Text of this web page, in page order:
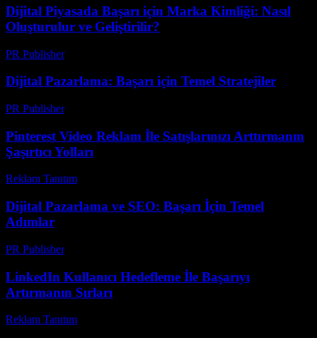
Dijital Piyasada Başarı için Marka Kimliği: Nasıl
Oluşturulur ve Geliştirilir?
PR Publisher-
Dijital Pazarlama: Başarı için Temel Stratejiler
PR Publisher-
Pinterest Video Reklam İle Satışlarınızı Arttırmanın
Şaşırtıcı Yolları
Reklam Tanıtım
Dijital Pazarlama ve SEO: Başarı İçin Temel
Adımlar
PR Publisher-
LinkedIn Kullanıcı Hedefleme İle Başarıyı
Artırmanın Sırları
Reklam Tanıtım